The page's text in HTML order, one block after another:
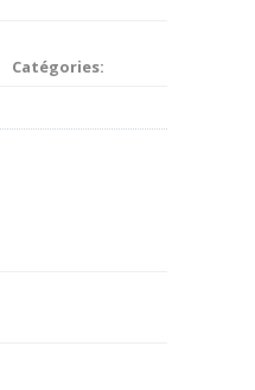
Catégories: